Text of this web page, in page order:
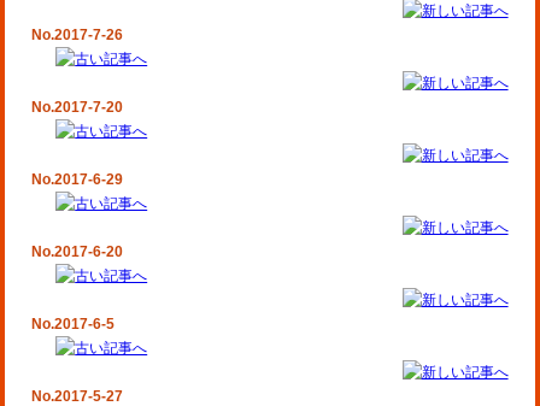
No.2017-7-26
No.2017-7-20
No.2017-6-29
No.2017-6-20
No.2017-6-5
No.2017-5-27